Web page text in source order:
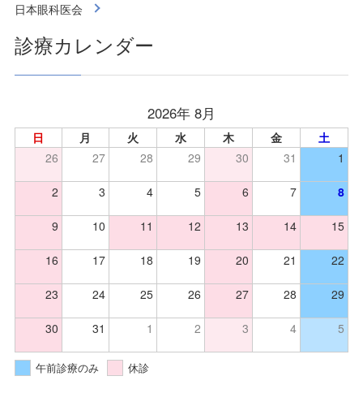
日本眼科医会
診療カレンダー
2026年 8月
日 月 火 水 木 金
土
26
27 28 29 30 31 1
2 3 4 5 6 7 8
9 10 11 12 13 14 15
16 17 18 19 20 21 22
23 24 25 26 27 28 29
30 31 1 2 3 4 5
午前診療のみ 休診